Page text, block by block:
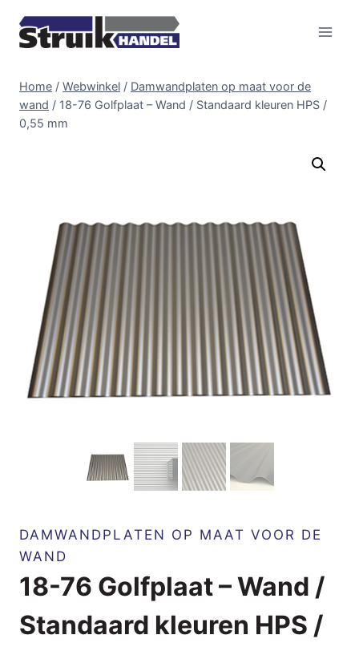
naar
inhoud
Home / Webwinkel / Damwandplaten op maat voor de
wand / 18-76 Golfplaat – Wand / Standaard kleuren HPS /
0,55 mm
DAMWANDPLATEN OP MAAT VOOR DE
WAND
18-76 Golfplaat – Wand /
Standaard kleuren HPS /